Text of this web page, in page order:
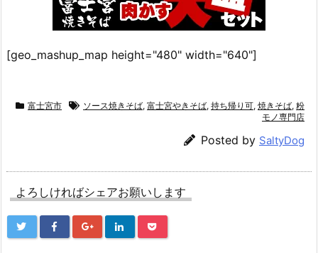
[geo_mashup_map height="480" width="640"]
富士宮市 ソース焼きそば, 富士宮やきそば, 持ち帰り可, 焼きそば, 粉
モノ専門店
Posted by SaltyDog
よろしければシェアお願いします